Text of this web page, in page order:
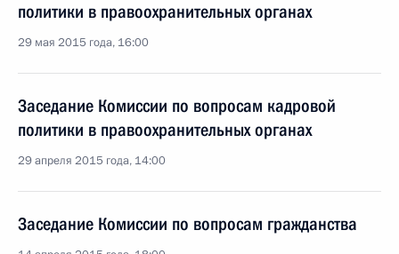
политики в правоохранительных органах
29 мая 2015 года, 16:00
Заседание Комиссии по вопросам кадровой
политики в правоохранительных органах
29 апреля 2015 года, 14:00
Заседание Комиссии по вопросам гражданства